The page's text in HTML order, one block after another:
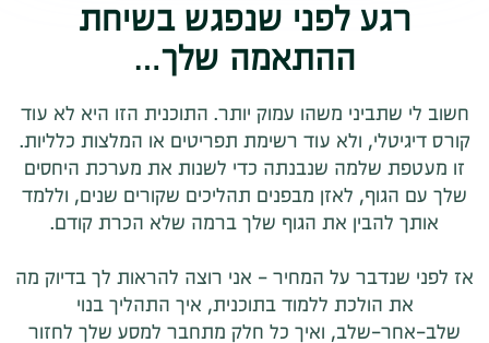
רגע לפני שנפגש בשיחת
ההתאמה שלך…
חשוב לי שתביני משהו עמוק יותר. התוכנית הזו היא לא עוד
קורס דיגיטלי, ולא עוד רשימת תפריטים או המלצות כלליות.
זו מעטפת שלמה שנבנתה כדי לשנות את מערכת היחסים
שלך עם הגוף, לאזן מבפנים תהליכים שקורים שנים, וללמד
אותך להבין את הגוף שלך ברמה שלא הכרת קודם.
אז לפני שנדבר על המחיר - אני רוצה להראות לך בדיוק מה
את הולכת ללמוד בתוכנית, איך התהליך בנוי
שלב-אחר-שלב, ואיך כל חלק מתחבר למסע שלך לחזור